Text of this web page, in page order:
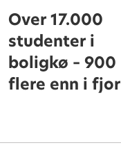
Over 17.000
studenter i
boligkø – 900
flere enn i fjor